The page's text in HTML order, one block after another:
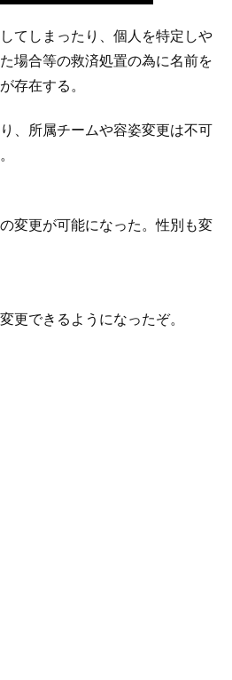
てしまったり、個人を特定しや
場合等の救済処置の為に名前を
存在する。
、所属チームや容姿変更は不可
変更が可能になった。性別も変
更できるようになったぞ。